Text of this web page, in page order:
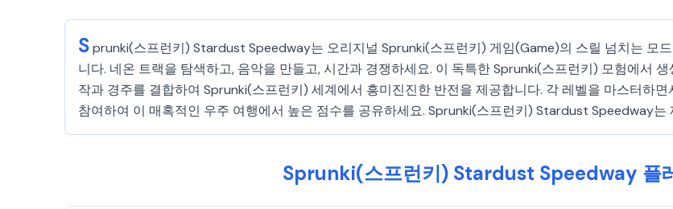
Sprunki(스프런키) Stardust Speedway는 오리지널 Sprunki(스프런키) 게임(Game)의 스릴 넘치는 모
니다. 네온 트랙을 탐색하고, 음악을 만들고, 시간과 경쟁하세요. 이 독특한 Sprunki(스프런키) 모험에서
작과 경주를 결합하여 Sprunki(스프런키) 세계에서 흥미진진한 반전을 제공합니다. 각 레벨을 마스터하
참여하여 이 매혹적인 우주 여행에서 높은 점수를 공유하세요. Sprunki(스프런키) Stardust Speedway는
Sprunki(스프런키) Stardust Speedway 플